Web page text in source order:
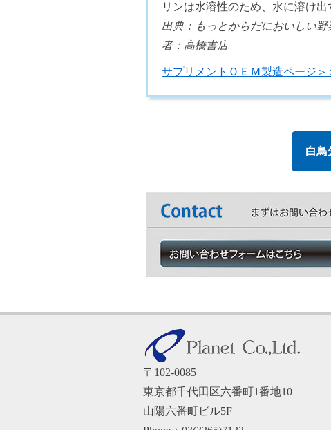
リンは水溶性のため、水に溶け
出典：もっとからだにおいしい野
者：高橋書店
サプリメントＯＥＭ製造ページ＞
白鳥
〒102-0085
東京都千代田区六番町1番地10
山陽六番町ビル5F